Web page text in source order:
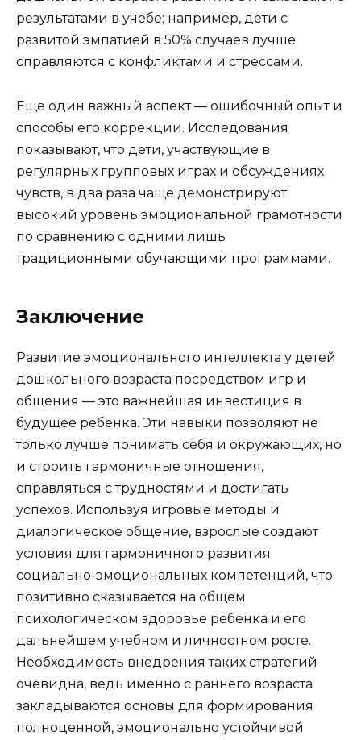
результатами в учебе; например, дети с
развитой эмпатией в 50% случаев лучше
справляются с конфликтами и стрессами.
Еще один важный аспект — ошибочный опыт и
способы его коррекции. Исследования
показывают, что дети, участвующие в
регулярных групповых играх и обсуждениях
чувств, в два раза чаще демонстрируют
высокий уровень эмоциональной грамотности
по сравнению с одними лишь
традиционными обучающими программами.
Заключение
Развитие эмоционального интеллекта у детей
дошкольного возраста посредством игр и
общения — это важнейшая инвестиция в
будущее ребенка. Эти навыки позволяют не
только лучше понимать себя и окружающих, но
и строить гармоничные отношения,
справляться с трудностями и достигать
успехов. Используя игровые методы и
диалогическое общение, взрослые создают
условия для гармоничного развития
социально-эмоциональных компетенций, что
позитивно сказывается на общем
психологическом здоровье ребенка и его
дальнейшем учебном и личностном росте.
Необходимость внедрения таких стратегий
очевидна, ведь именно с раннего возраста
закладываются основы для формирования
полноценной, эмоционально устойчивой